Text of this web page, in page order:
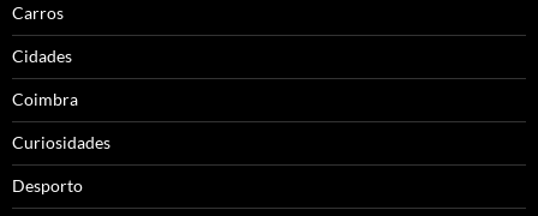
Carros
Cidades
Coimbra
Curiosidades
Desporto